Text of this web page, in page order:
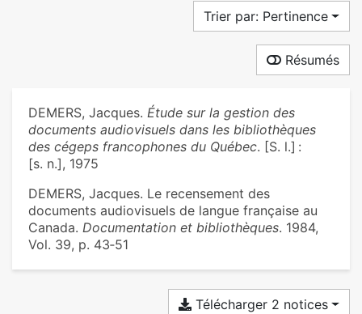
Trier par: Pertinence
Résumés
DEMERS, Jacques. Étude sur la gestion des
documents audiovisuels dans les bibliothèques
des cégeps francophones du Québec. [S. l.] :
[s. n.], 1975
DEMERS, Jacques. Le recensement des
documents audiovisuels de langue française au
Canada. Documentation et bibliothèques. 1984,
Vol. 39, p. 43‑51
Télécharger 2 notices